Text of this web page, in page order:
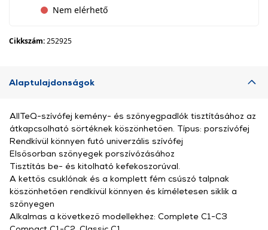
Nem elérhető
Cikkszám:252925
Alaptulajdonságok
AllTeQ-szívófej kemény- és szőnyegpadlók tisztításához az
átkapcsolható sörtéknek köszönhetően. Típus: porszívófej
Rendkívül könnyen futó univerzális szívófej
Elsősorban szőnyegek porszívózásához
Tisztítás be- és kitolható kefekoszorúval.
A kettős csuklónak és a komplett fém csúszó talpnak
köszönhetően rendkívül könnyen és kíméletesen siklik a
szőnyegen
Alkalmas a következő modellekhez: Complete C1-C3